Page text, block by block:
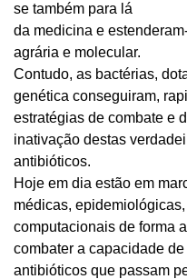
se também para lá
da medicina e
agrária e molecular.
Contudo, as bactérias,
genética conseguiram,
estratégias de combate e
inativação destas
antibióticos.
Hoje em dia estão em
médicas,
computacionais de forma a
combater a capacidade
antibióticos que passam